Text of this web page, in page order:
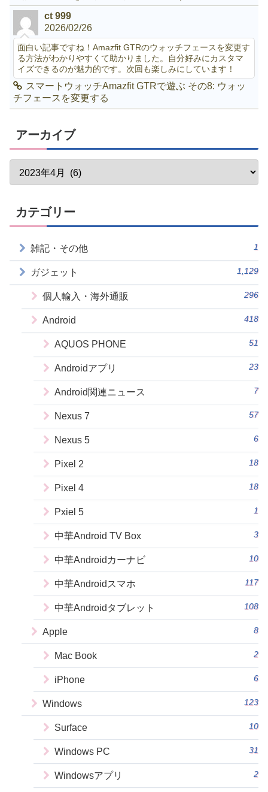
ct 999
2026/02/26
面白い記事ですね！Amazfit GTRのウォッチフェースを変更す
る方法がわかりやすくて助かりました。自分好みにカスタマ
イズできるのが魅力的です。次回も楽しみにしています！
スマートウォッチAmazfit GTRで遊ぶ その8: ウォッ
チフェースを変更する
アーカイブ
カテゴリー
雑記・その他 1
ガジェット 1,129
個人輸入・海外通販 296
Android 418
AQUOS PHONE 51
Androidアプリ 23
Android関連ニュース 7
Nexus 7 57
Nexus 5 6
Pixel 2 18
Pixel 4 18
Pxiel 5 1
中華Android TV Box 3
中華Androidカーナビ 10
中華Androidスマホ 117
中華Androidタブレット 108
Apple 8
Mac Book 2
iPhone 6
Windows 123
Surface 10
Windows PC 31
Windowsアプリ 2